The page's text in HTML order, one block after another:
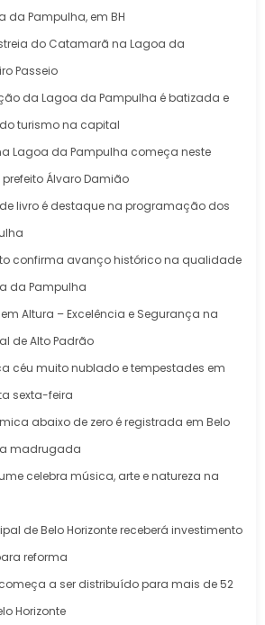
da Pampulha, em BH
do Catamarã na Lagoa da
Passeio
da Lagoa da Pampulha é batizada e
turismo na capital
Lagoa da Pampulha começa neste
Álvaro Damião
livro é destaque na programação dos
confirma avanço histórico na qualidade
da Pampulha
Altura – Excelência e Segurança na
de Alto Padrão
céu muito nublado e tempestades em
sexta-feira
abaixo de zero é registrada em Belo
a madrugada
celebra música, arte e natureza na
de Belo Horizonte receberá investimento
reforma
a ser distribuído para mais de 52
Horizonte